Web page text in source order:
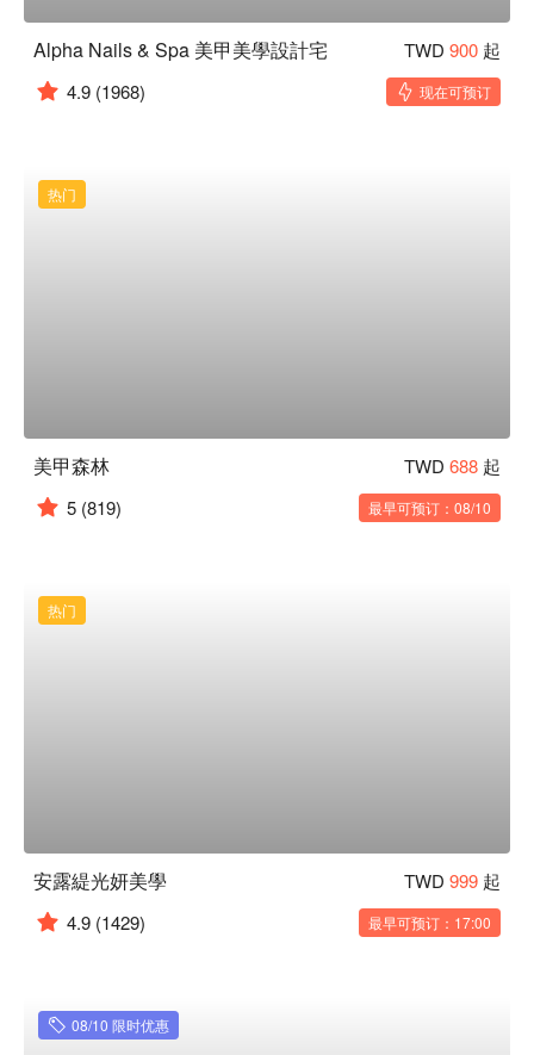
Alpha Nails & Spa 美甲美學設計宅 TWD 900 起
4.9 (1968) 现在可预订
热门
美甲森林 TWD 688 起
5 (819) 最早可预订：08/10
热门
安露緹光妍美學 TWD 999 起
4.9 (1429) 最早可预订：17:00
08/10 限时优惠